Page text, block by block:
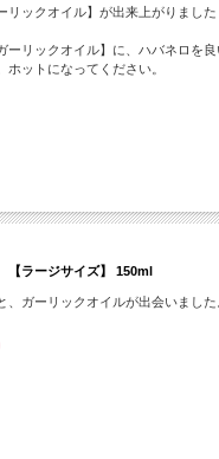
リックオイル】が出来上がりました
ーリックオイル】に、ハバネロを良
ホットになってください。
ラージサイズ】 150ml
、ガーリックオイルが出会いまし